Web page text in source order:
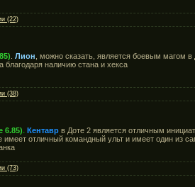
(22)
Лион , можно сказать, является боевым магом
благодаря наличию стана и хекса
(38)
6.85). Кентавр в Доте 2 является отличным
имеет отличный командный ульт и имеет один из
(73)